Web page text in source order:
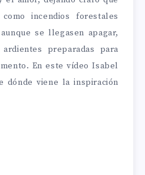
incendios forestales
se llegasen apagar,
preparadas para
En este vídeo Isabel
dónde viene la inspiración